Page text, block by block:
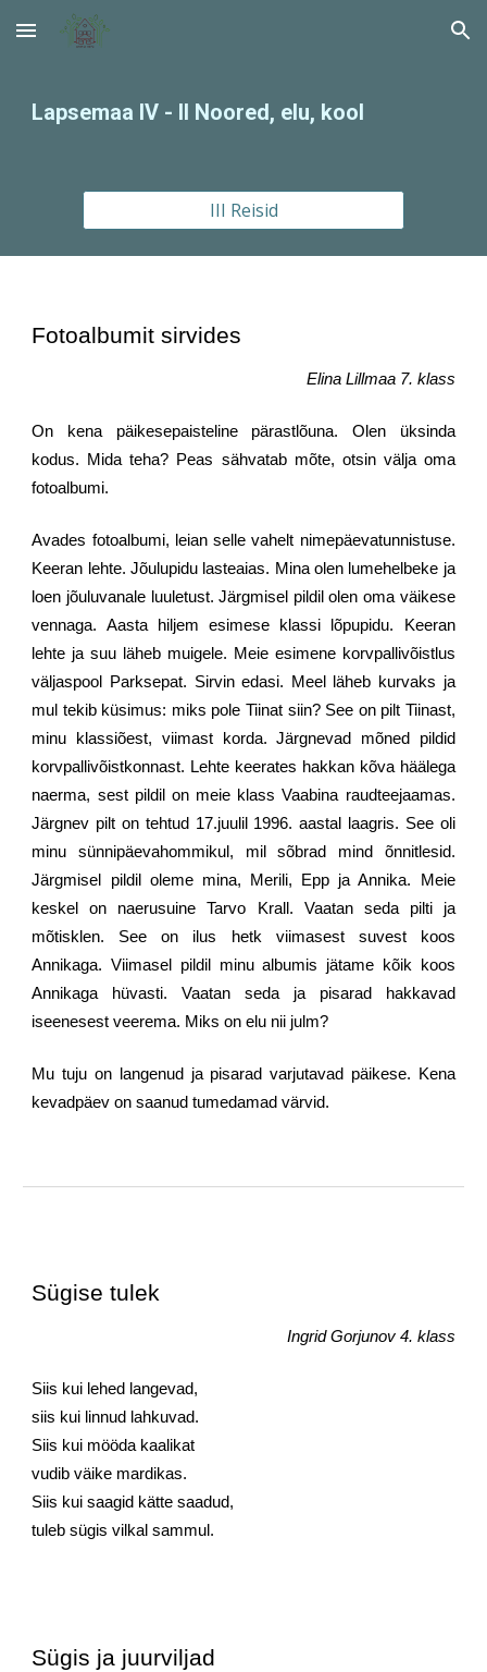
Skip to main content Skip to navigation
Lapsemaa IV - II Noored, elu, kool
III Reisid
Fotoalbumit sirvides
Elina Lillmaa 7. klass
On kena päikesepaisteline pärastlõuna. Olen üksinda
kodus. Mida teha? Peas sähvatab mõte, otsin välja oma
fotoalbumi.
Avades fotoalbumi, leian selle vahelt nimepäevatunnistuse.
Keeran lehte. Jõulupidu lasteaias. Mina olen lumehelbeke ja
loen jõuluvanale luuletust. Järgmisel pildil olen oma väikese
vennaga. Aasta hiljem esimese klassi lõpupidu. Keeran
lehte ja suu läheb muigele. Meie esimene korvpallivõistlus
väljaspool Parksepat. Sirvin edasi. Meel läheb kurvaks ja
mul tekib küsimus: miks pole Tiinat siin? See on pilt Tiinast,
minu klassiõest, viimast korda. Järgnevad mõned pildid
korvpallivõistkonnast. Lehte keerates hakkan kõva häälega
naerma, sest pildil on meie klass Vaabina raudteejaamas.
Järgnev pilt on tehtud 17.juulil 1996. aastal laagris. See oli
minu sünnipäevahommikul, mil sõbrad mind õnnitlesid.
Järgmisel pildil oleme mina, Merili, Epp ja Annika. Meie
keskel on naerusuine Tarvo Krall. Vaatan seda pilti ja
mõtisklen. See on ilus hetk viimasest suvest koos
Annikaga. Viimasel pildil minu albumis jätame kõik koos
Annikaga hüvasti. Vaatan seda ja pisarad hakkavad
iseenesest veerema. Miks on elu nii julm?
Mu tuju on langenud ja pisarad varjutavad päikese. Kena
kevadpäev on saanud tumedamad värvid.
Sügise tulek
Ingrid Gorjunov 4. klass
Siis kui lehed langevad,
siis kui linnud lahkuvad.
Siis kui mööda kaalikat
vudib väike mardikas.
Siis kui saagid kätte saadud,
tuleb sügis vilkal sammul.
Sügis ja juurviljad